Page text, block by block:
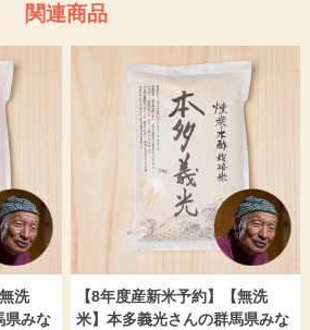
関連商品
洗
県みな
【8年度産新米予約】【無洗
米】本多義光さんの群馬県みな